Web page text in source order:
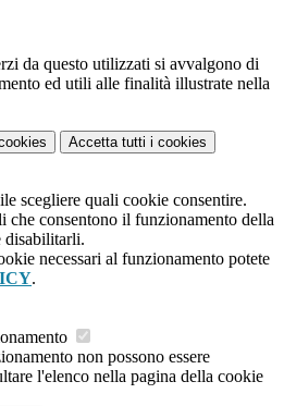
da questo utilizzati si avvalgono di
ed utili alle finalità illustrate nella
Accetta tutti i cookies
scegliere quali cookie consentire.
che consentono il funzionamento della
disabilitarli.
necessari al funzionamento potete
.
non possono essere
l'elenco nella pagina della cookie